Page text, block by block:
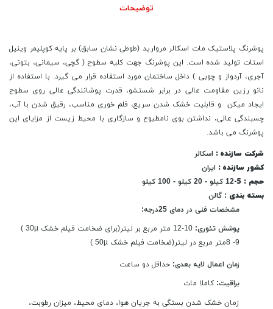
توضیحات
پوشرنگ پلاستیک مات اسکالر مروارید (طوطی نشان سابق) بر پایه کوپلیمر وینیل
استات تولید شده است. این پوشرنگ جهت کلیه سطوح ( گچی، سیمانی، بتونی،
آجری، آردواز و چوبی ) داخل ساختمان مورد استفاده قرار می گیرد. با استفاده از
نانو رزین مقاومت عالی در برابر شستشو، قدرت پوشانندگی عالی روی سطوح
ایجاد میکن و قابلیت خشک شدن سریع، قلم خوری مناسب، رقیق شدن با آب،
چسبندگی عالی، نداشتن بوی نامطبوع و سازگاری با محیط زیست از مزایای این
پوشرنگ می باشد.
شرکت سازنده : اسکالر
کشور سازنده : ایران
حجم : 5-
12 کیلو - 20 کیلو - 100 کیلو
بسته بندی : گالن
مشخصات فنی در دمای 25درجه:
پوشش تئوری:
9- 8متر مربع در لیتر(ضخامت فیلم خشک 50µ )
زمان اعمال لایه بعدی: حداقل دو ساعت
براقیت: کاملا مات
زمان خشک شدن بستگی به جریان هوا، دمای محیط، میزان رطوبت،